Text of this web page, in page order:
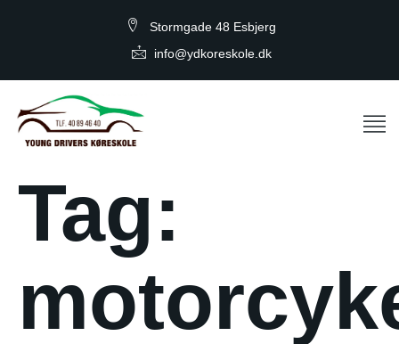
Stormgade 48 Esbjerg
info@ydkoreskole.dk
Tag: